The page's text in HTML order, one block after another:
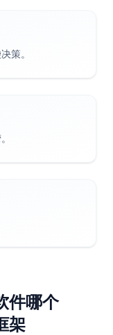
策。
件哪个
架